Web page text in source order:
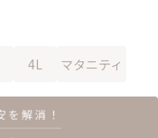
4L マタニティ